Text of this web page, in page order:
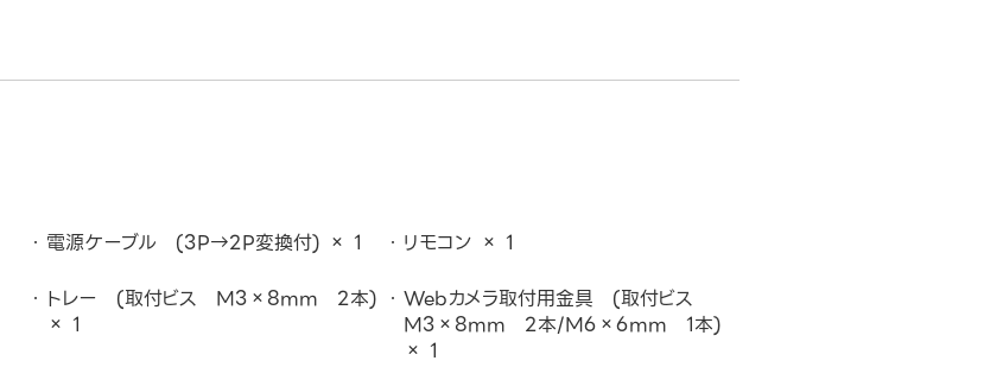
電源ケーブル (3P→2P変換付) × 1
リモコン × 1
トレー (取付ビス M3×8mm 2本)
× 1
Webカメラ取付用金具 (取付ビス
M3×8mm 2本/M6×6mm 1本)
× 1